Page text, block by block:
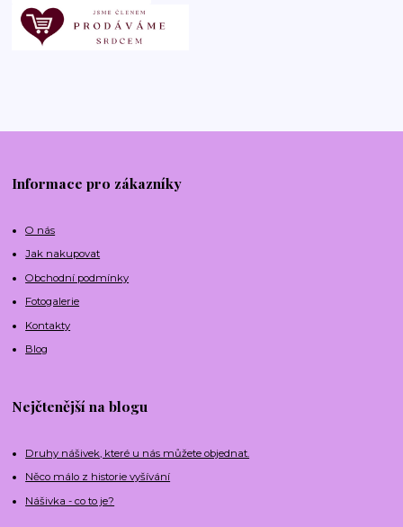
Informace pro zákazníky
O nás
Jak nakupovat
Obchodní podmínky
Fotogalerie
Kontakty
Blog
Nejčtenější na blogu
Druhy nášivek, které u nás můžete objednat.
Něco málo z historie vyšívání
Nášivka - co to je?